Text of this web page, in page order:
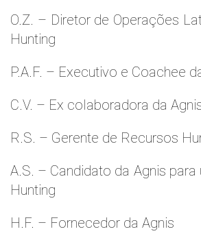
O.Z. – Diretor de Operações
Hunting
P.A.F. – Executivo e Coachee
C.V. – Ex colaboradora da
R.S. – Gerente de Recursos
A.S. – Candidato da Agnis
Hunting
H.F. – Fornecedor da Agnis